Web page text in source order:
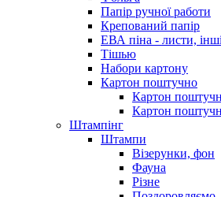
Папір ручної работи
Крепований папір
ЕВА піна - листи,
Тішью
Набори картону
Картон поштучно
Картон
Картон
Штампінг
Штампи
Візерунки, фон
Фауна
Різне